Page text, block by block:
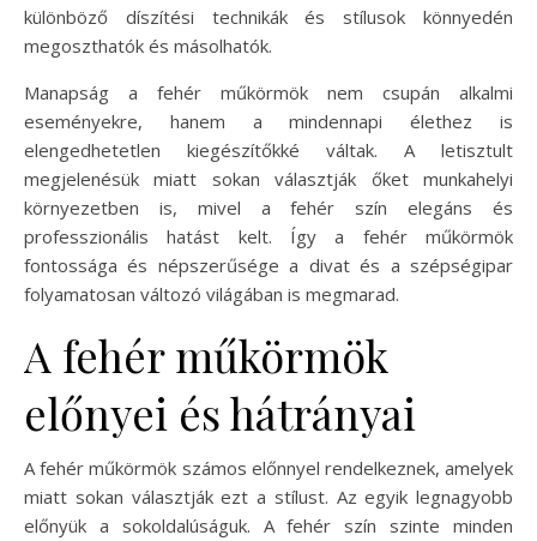
különböző díszítési technikák és stílusok könnyedén
megoszthatók és másolhatók.
Manapság a fehér műkörmök nem csupán alkalmi
eseményekre, hanem a mindennapi élethez is
elengedhetetlen kiegészítőkké váltak. A letisztult
megjelenésük miatt sokan választják őket munkahelyi
környezetben is, mivel a fehér szín elegáns és
professzionális hatást kelt. Így a fehér műkörmök
fontossága és népszerűsége a divat és a szépségipar
folyamatosan változó világában is megmarad.
A fehér műkörmök
előnyei és hátrányai
A fehér műkörmök számos előnnyel rendelkeznek, amelyek
miatt sokan választják ezt a stílust. Az egyik legnagyobb
előnyük a sokoldalúságuk. A fehér szín szinte minden